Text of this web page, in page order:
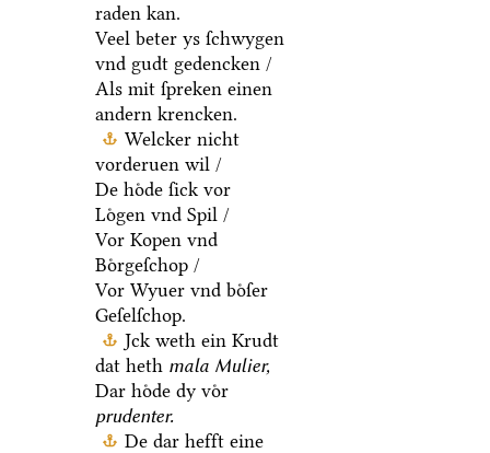
raden kan.
Veel beter ys ſchwygen
vnd gudt gedencken /
Als mit ſpreken einen
andern krencken.
Welcker nicht
vorderuen wil /
De hoͤde ſick vor
Loͤgen vnd Spil /
Vor Kopen vnd
Boͤrgeſchop /
Vor Wyuer vnd boͤſer
Geſelſchop.
Jck weth ein Krudt
dat heth mala Mulier,
Dar hoͤde dy voͤr
prudenter.
De dar hefft eine